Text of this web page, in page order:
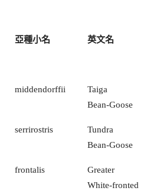
亞種小名 英文名
middendorffii
Taiga
Bean-Goose
serrirostris
Tundra
Bean-Goose
frontalis
Greater
White-fronted